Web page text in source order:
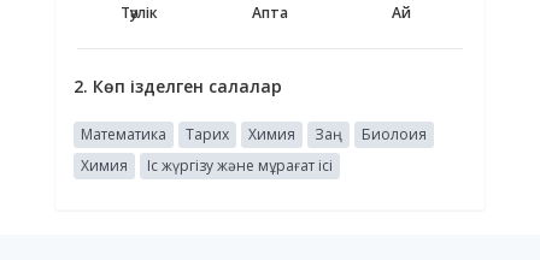
Тәулік Апта Ай
2. Көп ізделген салалар
Математика Тарих Химия Заң
Биолоия
Химия
Іс жүргізу және мұрағат ісі